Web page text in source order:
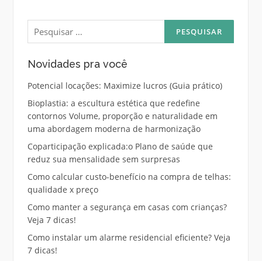
Pesquisar
por:
Novidades pra você
Potencial locações: Maximize lucros (Guia prático)
Bioplastia: a escultura estética que redefine
contornos Volume, proporção e naturalidade em
uma abordagem moderna de harmonização
Coparticipação explicada:o Plano de saúde que
reduz sua mensalidade sem surpresas
Como calcular custo-benefício na compra de telhas:
qualidade x preço
Como manter a segurança em casas com crianças?
Veja 7 dicas!
Como instalar um alarme residencial eficiente? Veja
7 dicas!